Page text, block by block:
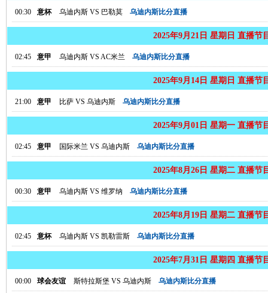
00:30 意杯 乌迪内斯 VS 巴勒莫 乌迪内斯比分直播
2025年9月21日 星期日 直播节
02:45 意甲 乌迪内斯 VS AC米兰 乌迪内斯比分直播
2025年9月14日 星期日 直播节
21:00 意甲 比萨 VS 乌迪内斯 乌迪内斯比分直播
2025年9月01日 星期一 直播节
02:45 意甲 国际米兰 VS 乌迪内斯 乌迪内斯比分直播
2025年8月26日 星期二 直播节
00:30 意甲 乌迪内斯 VS 维罗纳 乌迪内斯比分直播
2025年8月19日 星期二 直播节
02:45 意杯 乌迪内斯 VS 凯勒雷斯 乌迪内斯比分直播
2025年7月31日 星期四 直播节
00:00 球会友谊 斯特拉斯堡 VS 乌迪内斯 乌迪内斯比分直播